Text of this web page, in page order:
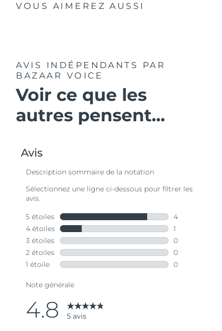
VOUS AIMEREZ AUSSI
AVIS INDÉPENDANTS
PAR
BAZAAR VOICE
Voir ce que les
autres pensent...